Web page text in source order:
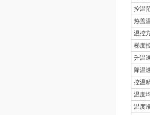
控温
热盖
温控
梯度
升温
降温
控温
温度
温度